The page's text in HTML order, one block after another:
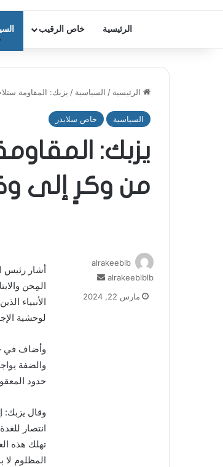
الرئيسية خاص الرقيب
الرئيسية / السياسية / يزبك: المقاومة
السياسية خاص سلايدر
يزبك:
من وكرٍ إلى
أشار رئيس
المِحن
الأنبياء
لوحشية
وأضاف في
والضفة
حدود
وقال يزبك:
انتصار
تهلك هذه
المظلوم
alrakeeblb
alrakeeblblb
أرسل
إلكترونيا
مارس 22, 2024